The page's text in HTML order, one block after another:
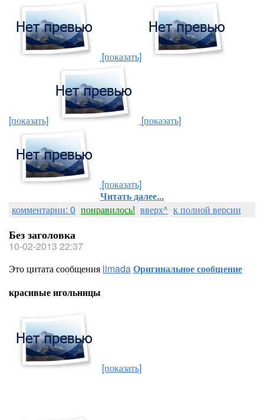
[показать]
[показать] [показать]
[показать]
Читать далее...
комментарии: 0 понравилось! вверх^ к полной версии
Без заголовка
10-02-2013 22:37
Это цитата сообщения limadaОригинальное сообщение
красивые игольницы
[показать]